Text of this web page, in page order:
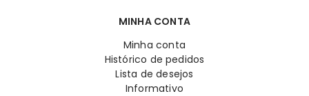
MINHA CONTA
Minha conta
Histórico de pedidos
Lista de desejos
Informativo